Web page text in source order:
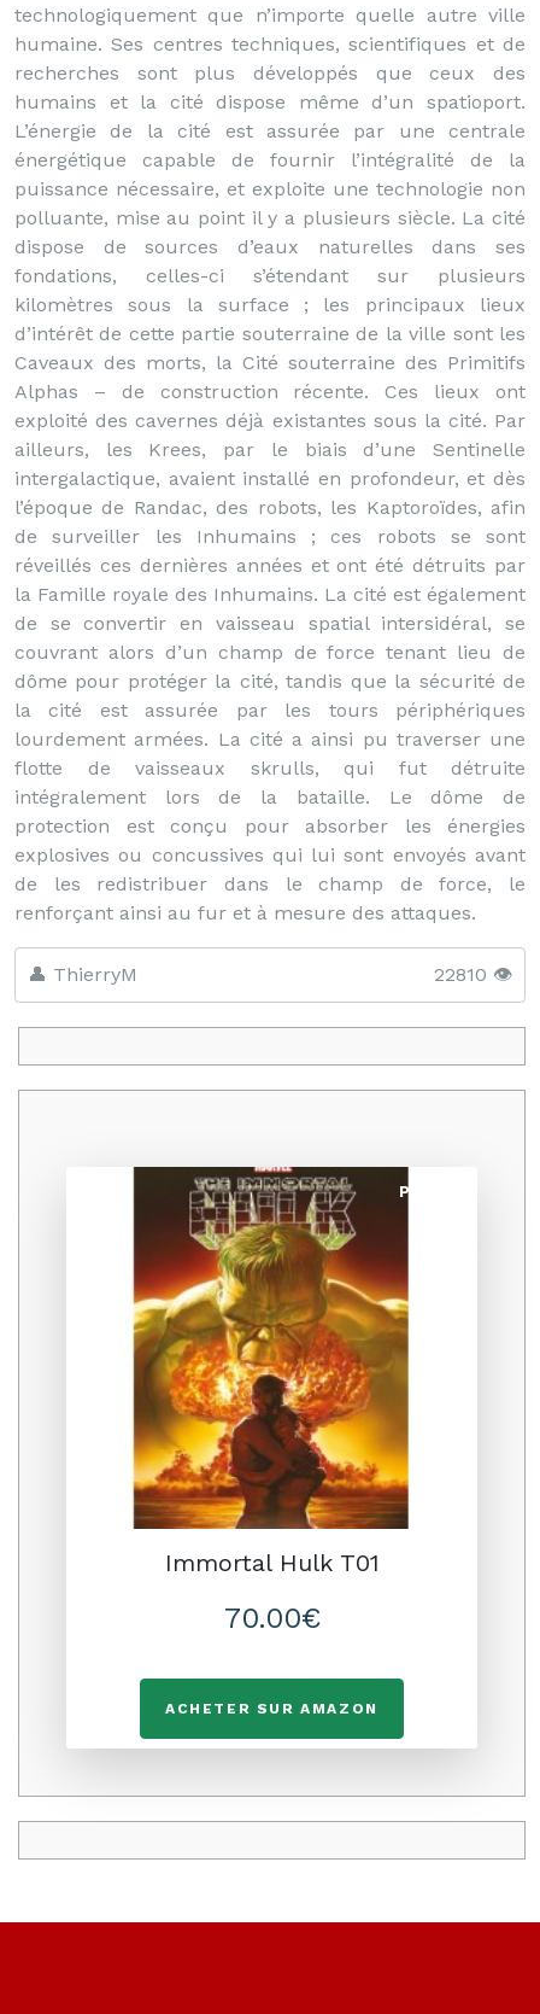
technologiquement que n’importe quelle autre ville
humaine. Ses centres techniques, scientifiques et de
recherches sont plus développés que ceux des
humains et la cité dispose même d’un spatioport.
L’énergie de la cité est assurée par une centrale
énergétique capable de fournir l’intégralité de la
puissance nécessaire, et exploite une technologie non
polluante, mise au point il y a plusieurs siècle. La cité
dispose de sources d’eaux naturelles dans ses
fondations, celles-ci s’étendant sur plusieurs
kilomètres sous la surface ; les principaux lieux
d’intérêt de cette partie souterraine de la ville sont les
Caveaux des morts, la Cité souterraine des Primitifs
Alphas – de construction récente. Ces lieux ont
exploité des cavernes déjà existantes sous la cité. Par
ailleurs, les Krees, par le biais d’une Sentinelle
intergalactique, avaient installé en profondeur, et dès
l’époque de Randac, des robots, les Kaptoroïdes, afin
de surveiller les Inhumains ; ces robots se sont
réveillés ces dernières années et ont été détruits par
la Famille royale des Inhumains. La cité est également
de se convertir en vaisseau spatial intersidéral, se
couvrant alors d’un champ de force tenant lieu de
dôme pour protéger la cité, tandis que la sécurité de
la cité est assurée par les tours périphériques
lourdement armées. La cité a ainsi pu traverser une
flotte de vaisseaux skrulls, qui fut détruite
intégralement lors de la bataille. Le dôme de
protection est conçu pour absorber les énergies
explosives ou concussives qui lui sont envoyés avant
de les redistribuer dans le champ de force, le
renforçant ainsi au fur et à mesure des attaques.
👤 ThierryM 22810 👁️
Promo
Immortal Hulk T01
70.00€
ACHETER SUR AMAZON